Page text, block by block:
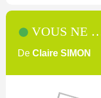
VOUS NE DÉSIREZ QUE MOI
De Claire SIMON